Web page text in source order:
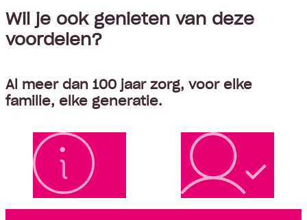
Wil je ook genieten van deze
voordelen?
Al meer dan 100 jaar zorg, voor elke
familie, elke generatie.